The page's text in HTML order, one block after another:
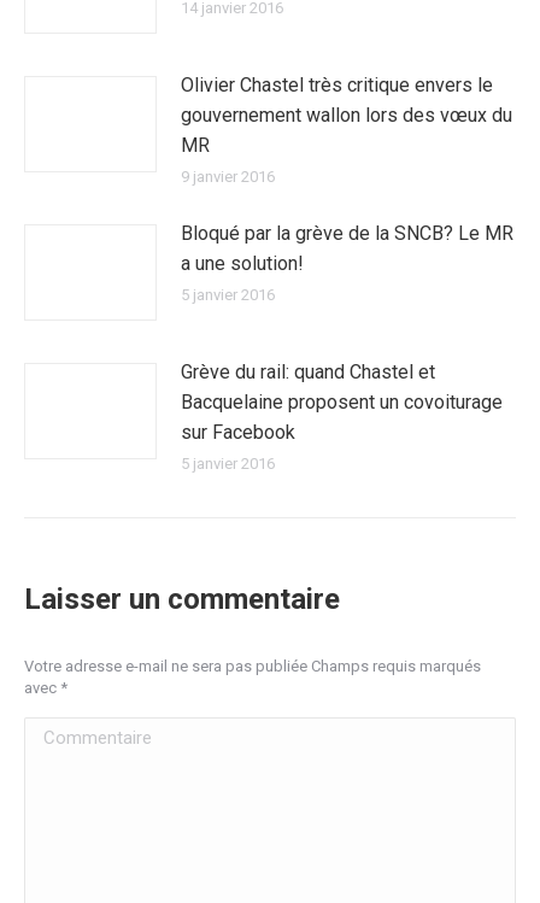
14 janvier 2016
Olivier Chastel très critique envers le
gouvernement wallon lors des vœux du
MR
9 janvier 2016
Bloqué par la grève de la SNCB? Le MR
a une solution!
5 janvier 2016
Grève du rail: quand Chastel et
Bacquelaine proposent un covoiturage
sur Facebook
5 janvier 2016
Laisser un commentaire
Votre adresse e-mail ne sera pas publiée Champs requis marqués
avec *
Commentaire